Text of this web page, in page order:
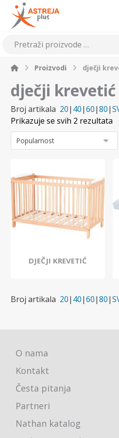
Proizvodi dječji
dječji krevetić
Broj artikala 20| 40|60|80|
Prikazuje se svih 2 rezultata
DJEČJI KREVETIĆ
Broj artikala 20| 40|60|80|
O nama
Kontakt
Česta pitanja
Partneri
Nathan katalog